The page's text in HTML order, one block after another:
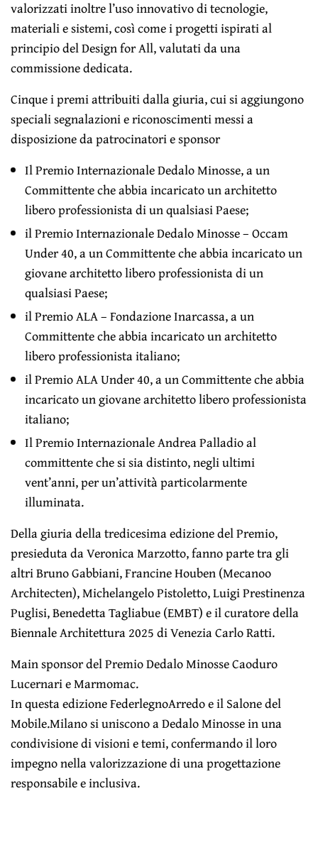
valorizzati inoltre l’uso innovativo di tecnologie,
materiali e sistemi, così come i progetti ispirati al
principio del Design for All, valutati da una
commissione dedicata.
Cinque i premi attribuiti dalla giuria, cui si aggiungono
speciali segnalazioni e riconoscimenti messi a
disposizione da patrocinatori e sponsor
Il Premio Internazionale Dedalo Minosse, a un
Committente che abbia incaricato un architetto
libero professionista di un qualsiasi Paese;
il Premio Internazionale Dedalo Minosse – Occam
Under 40, a un Committente che abbia incaricato un
giovane architetto libero professionista di un
qualsiasi Paese;
il Premio ALA – Fondazione Inarcassa, a un
Committente che abbia incaricato un architetto
libero professionista italiano;
il Premio ALA Under 40, a un Committente che abbia
incaricato un giovane architetto libero professionista
italiano;
Il Premio Internazionale Andrea Palladio al
committente che si sia distinto, negli ultimi
vent’anni, per un’attività particolarmente
illuminata.
Della giuria della tredicesima edizione del Premio,
presieduta da Veronica Marzotto, fanno parte tra gli
altri Bruno Gabbiani, Francine Houben (Mecanoo
Architecten), Michelangelo Pistoletto, Luigi Prestinenza
Puglisi, Benedetta Tagliabue (EMBT) e il curatore della
Biennale Architettura 2025 di Venezia Carlo Ratti.
Main sponsor del Premio Dedalo Minosse Caoduro
Lucernari e Marmomac.
In questa edizione FederlegnoArredo e il Salone del
Mobile.Milano si uniscono a Dedalo Minosse in una
condivisione di visioni e temi, confermando il loro
impegno nella valorizzazione di una progettazione
responsabile e inclusiva.